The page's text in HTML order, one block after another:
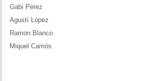
Gabi Pérez
Agustí López
Ramon Blanco
Miquel Camós